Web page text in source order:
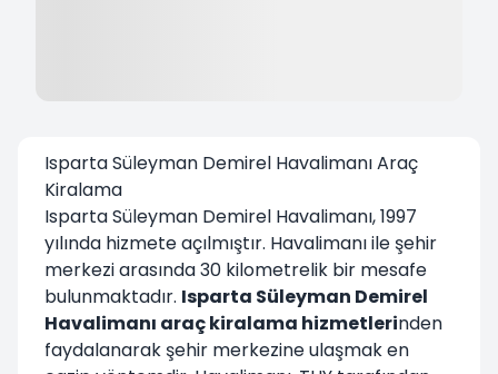
Isparta Süleyman Demirel Havalimanı Araç
Kiralama
Isparta Süleyman Demirel Havalimanı, 1997
yılında hizmete açılmıştır. Havalimanı ile şehir
merkezi arasında 30 kilometrelik bir mesafe
bulunmaktadır. Isparta Süleyman Demirel
Havalimanı araç kiralama hizmetlerinden
faydalanarak şehir merkezine ulaşmak en